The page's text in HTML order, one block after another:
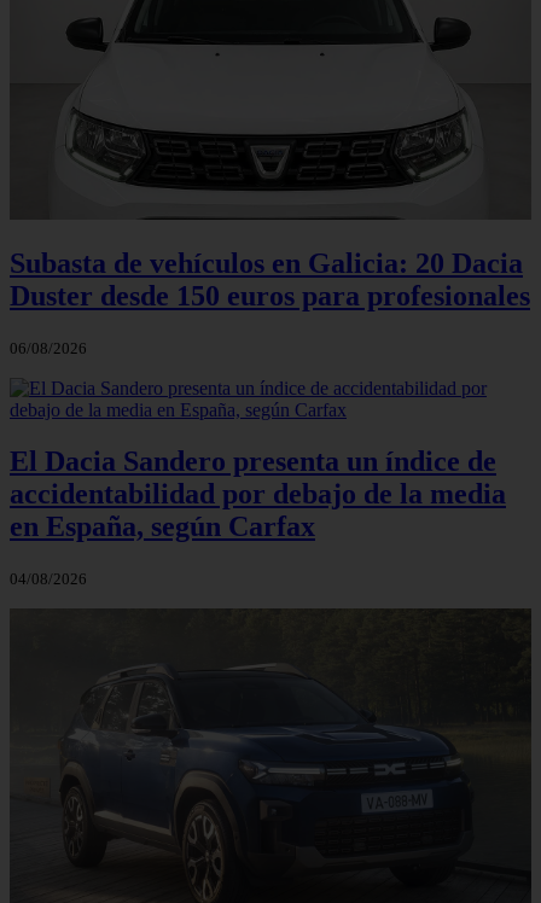
Subasta de vehículos en Galicia: 20 Dacia
Duster desde 150 euros para profesionales
06/08/2026
El Dacia Sandero presenta un índice de
accidentabilidad por debajo de la media
en España, según Carfax
04/08/2026